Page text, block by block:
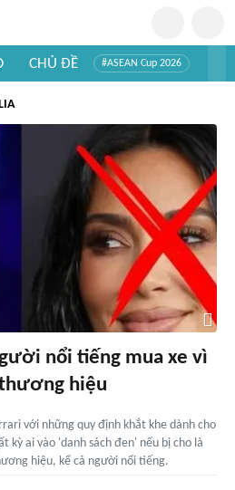
CHỦ ĐỀ #ASEAN Cup 2026
nổi tiếng mua xe vì
hiệu
với những quy định khắt khe dành cho
kỳ ai vào 'danh sách đen' nếu bị cho là
hiệu, kể cả người nổi tiếng.